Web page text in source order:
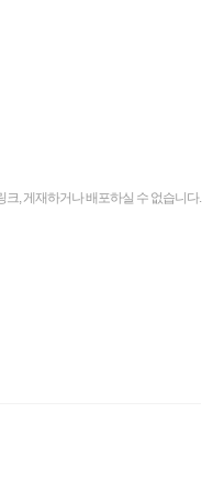
, 게재하거나 배포하실 수 없습니다.